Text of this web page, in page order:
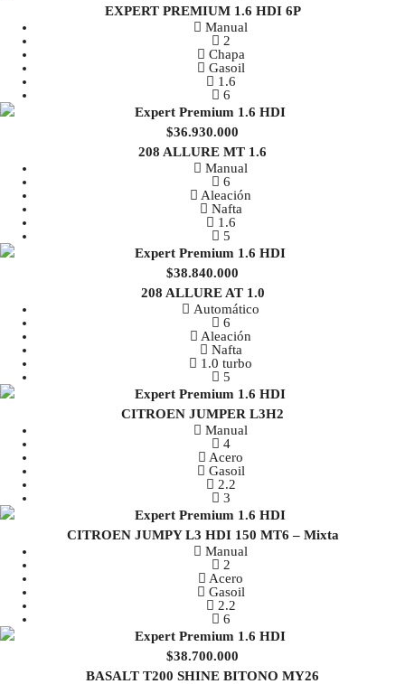
EXPERT PREMIUM 1.6 HDI 6P
Manual
2
Chapa
Gasoil
1.6
6
$36.930.000
208 ALLURE MT 1.6
Manual
6
Aleación
Nafta
1.6
5
$38.840.000
208 ALLURE AT 1.0
Automático
6
Aleación
Nafta
1.0 turbo
5
CITROEN JUMPER L3H2
Manual
4
Acero
Gasoil
2.2
3
CITROEN JUMPY L3 HDI 150 MT6 – Mixta
Manual
2
Acero
Gasoil
2.2
6
$38.700.000
BASALT T200 SHINE BITONO MY26